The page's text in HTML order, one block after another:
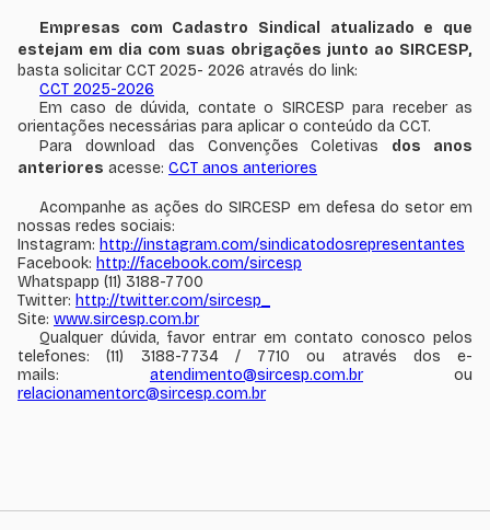
Empresas com Cadastro Sindical atualizado e que
estejam em dia com suas obrigações junto ao SIRCESP,
basta solicitar CCT 2025- 2026 através do link:
CCT 2025-2026
Em caso de dúvida, contate o SIRCESP para receber as
orientações necessárias para aplicar o conteúdo da CCT.
Para download das Convenções Coletivas dos anos
anteriores acesse: CCT anos anteriores
Acompanhe as ações do SIRCESP em defesa do setor em
nossas redes sociais:
Instagram: http://instagram.com/sindicatodosrepresentantes
Facebook: http://facebook.com/sircesp
Whatspapp (11) 3188-7700
Twitter: http://twitter.com/sircesp_
Site: www.sircesp.com.br
Qualquer dúvida, favor entrar em contato conosco pelos
telefones: (11) 3188-7734 / 7710 ou através dos e-
mails: atendimento@sircesp.com.brou
relacionamentorc@sircesp.com.br